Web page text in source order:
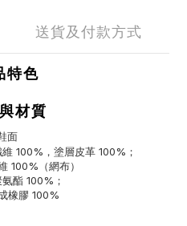
送貨及付款方式
特色
材質
面
100%，塗層皮革 100%；
100%（網布）
氨酯 100%；
橡膠 100%